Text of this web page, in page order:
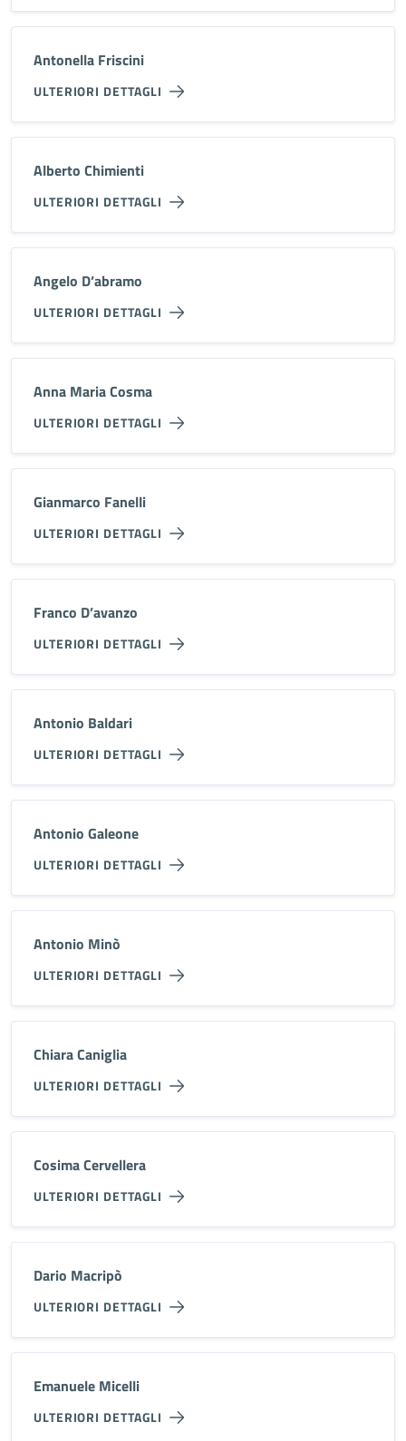
Antonella Friscini
ULTERIORI DETTAGLI
Alberto Chimienti
ULTERIORI DETTAGLI
Angelo D’abramo
ULTERIORI DETTAGLI
Anna Maria Cosma
ULTERIORI DETTAGLI
Gianmarco Fanelli
ULTERIORI DETTAGLI
Franco D’avanzo
ULTERIORI DETTAGLI
Antonio Baldari
ULTERIORI DETTAGLI
Antonio Galeone
ULTERIORI DETTAGLI
Antonio Minò
ULTERIORI DETTAGLI
Chiara Caniglia
ULTERIORI DETTAGLI
Cosima Cervellera
ULTERIORI DETTAGLI
Dario Macripò
ULTERIORI DETTAGLI
Emanuele Micelli
ULTERIORI DETTAGLI